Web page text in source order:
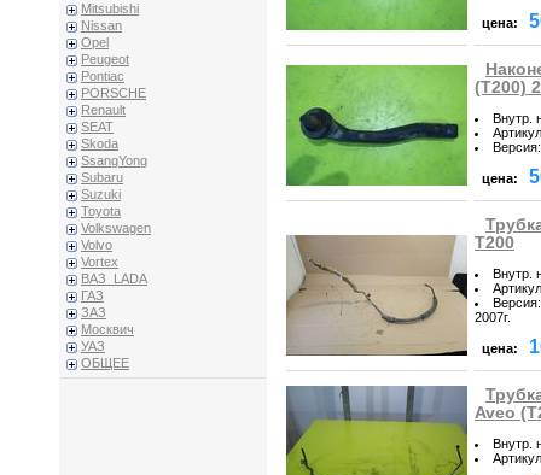
Mitsubishi
Nissan
Opel
Peugeot
Pontiac
PORSCHE
Renault
SEAT
Skoda
SsangYong
Subaru
Suzuki
Toyota
Volkswagen
Volvo
Vortex
ВАЗ_LADA
ГАЗ
ЗАЗ
Москвич
УАЗ
ОБЩЕЕ
цена:
(T200)
Внутр.
Артикул
Версия:
цена:
T200
Внутр.
Артикул
Версия:
2007г.
цена:
Aveo
Внутр.
Артикул